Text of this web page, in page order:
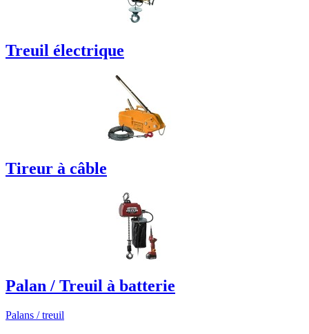
Treuil électrique
Tireur à câble
Palan / Treuil à batterie
Palans / treuil